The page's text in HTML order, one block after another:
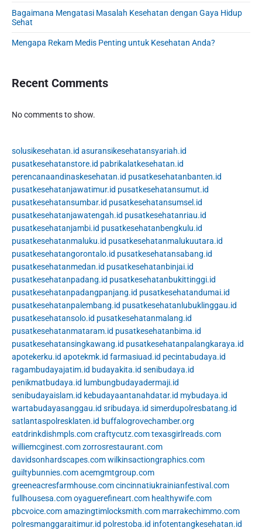
r
Bagaimana Mengatasi Masalah Kesehatan dengan Gaya Hidup
Sehat
Mengapa Rekam Medis Penting untuk Kesehatan Anda?
Recent Comments
No comments to show.
solusikesehatan.id asuransikesehatansyariah.id
pusatkesehatanstore.id pabrikalatkesehatan.id
perencanaandinaskesehatan.id pusatkesehatanbanten.id
pusatkesehatanjawatimur.id pusatkesehatansumut.id
pusatkesehatansumbar.id pusatkesehatansumsel.id
pusatkesehatanjawatengah.id pusatkesehatanriau.id
pusatkesehatanjambi.id pusatkesehatanbengkulu.id
pusatkesehatanmaluku.id pusatkesehatanmalukuutara.id
pusatkesehatangorontalo.id pusatkesehatansabang.id
pusatkesehatanmedan.id pusatkesehatanbinjai.id
pusatkesehatanpadang.id pusatkesehatanbukittinggi.id
pusatkesehatanpadangpanjang.id pusatkesehatandumai.id
pusatkesehatanpalembang.id pusatkesehatanlubuklinggau.id
pusatkesehatansolo.id pusatkesehatanmalang.id
pusatkesehatanmataram.id pusatkesehatanbima.id
pusatkesehatansingkawang.id pusatkesehatanpalangkaraya.id
apotekerku.id apotekmk.id farmasiuad.id pecintabudaya.id
ragambudayajatim.id budayakita.id senibudaya.id
penikmatbudaya.id lumbungbudayadermaji.id
senibudayaislam.id kebudayaantanahdatar.id mybudaya.id
wartabudayasanggau.id sribudaya.id simerdupolresbatang.id
satlantaspolresklaten.id buffalogrovechamber.org
eatdrinkdishmpls.comcraftycutz.comtexasgirlreads.com
williemcginest.comzorrosrestaurant.com
davidsonhardscapes.comwilkinsactiongraphics.com
guiltybunnies.comacemgmtgroup.com
greeneacresfarmhouse.comcincinnatiukrainianfestival.com
fullhousesa.comoyaguerefineart.com healthywife.com
pbcvoice.comamazingtimlocksmith.com marrakechimmo.com
polresmanggaraitimur.id polrestoba.id infotentangkesehatan.id